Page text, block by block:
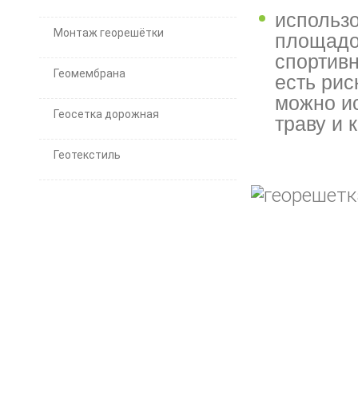
Монтаж георешётки
Геомембрана
Геосетка дорожная
Геотекстиль
есть
можно
траву и